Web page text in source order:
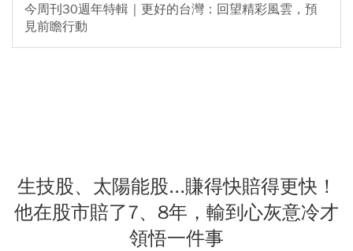
今周刊30週年特輯｜更好的台灣：回望精彩風雲，預
見前瞻行動
生技股、太陽能股...賺得快賠得更快！
他在股市賠了7、8年，輸到心灰意冷才
領悟一件事